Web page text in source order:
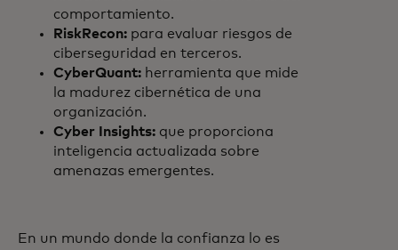
comportamiento.
RiskRecon: para evaluar riesgos de
ciberseguridad en terceros.
CyberQuant: herramienta que mide
la madurez cibernética de una
organización.
Cyber Insights: que proporciona
inteligencia actualizada sobre
amenazas emergentes.
En un mundo donde la confianza lo es